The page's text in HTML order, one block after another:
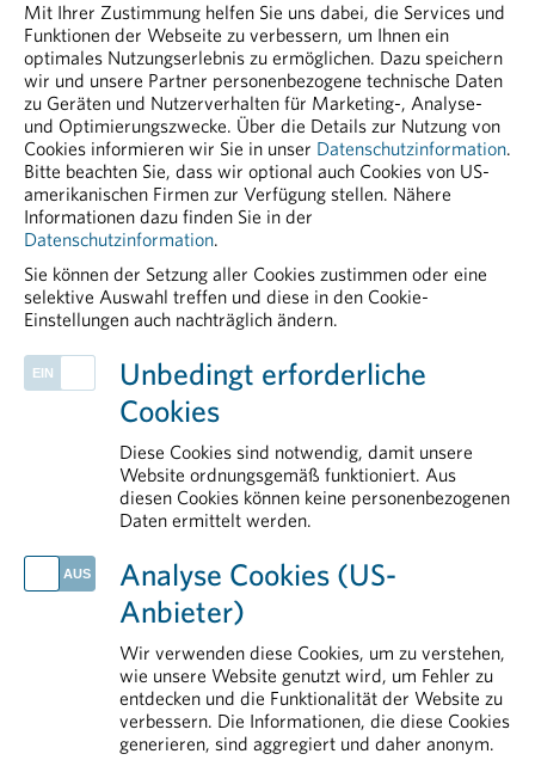
Wertschöpfung durch Innovationen
Forschung & Entwicklung
Rare Diseases
Klinische Forschung
Legal & Compliance
Politik
Arbeitsbereiche
Medikamente kosten nicht nur, sondern schaffen vor allem Nutzen
EU will Arzneimittelproduktion in Europa stärken
IM DETAIL
Mit Ihrer Zustimmung helfen Sie uns dabei, die Services und
Funktionen der Webseite zu verbessern, um Ihnen ein
optimales Nutzungserlebnis zu ermöglichen. Dazu speichern
wir und unsere Partner personenbezogene technische Daten
zu Geräten und Nutzerverhalten für Marketing-, Analyse-
und Optimierungszwecke. Über die Details zur Nutzung von
Cookies informieren wir Sie in unser Datenschutzinformation.
Bitte beachten Sie, dass wir optional auch Cookies von US-
amerikanischen Firmen zur Verfügung stellen. Nähere
Informationen dazu finden Sie in der
Datenschutzinformation.
Sie können der Setzung aller Cookies zustimmen oder eine
selektive Auswahl treffen und diese in den Cookie-
Einstellungen auch nachträglich ändern.
Unbedingt erforderliche
Cookies
Diese Cookies sind notwendig, damit unsere
Website ordnungsgemäß funktioniert. Aus
diesen Cookies können keine personenbezogenen
Daten ermittelt werden.
Analyse Cookies (US-
Anbieter)
Wir verwenden diese Cookies, um zu verstehen,
wie unsere Website genutzt wird, um Fehler zu
entdecken und die Funktionalität der Website zu
verbessern. Die Informationen, die diese Cookies
generieren, sind aggregiert und daher anonym.